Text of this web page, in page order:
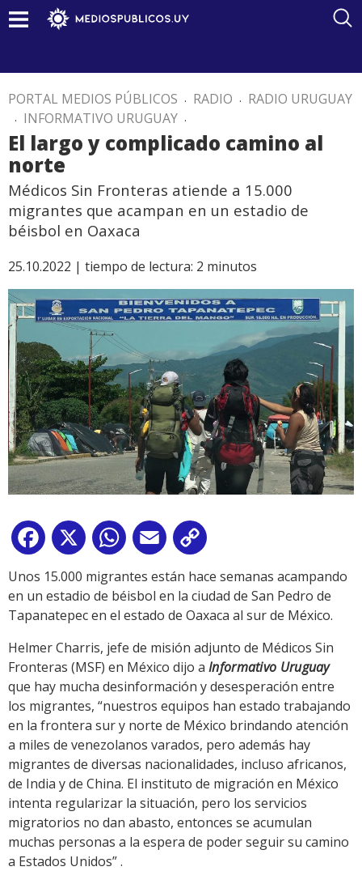
PORTAL MEDIOS PÚBLICOS . RADIO . RADIO URUGUAY
. INFORMATIVO URUGUAY .
El largo y complicado camino al
norte
Médicos Sin Fronteras atiende a 15.000
migrantes que acampan en un estadio de
béisbol en Oaxaca
25.10.2022 | tiempo de lectura: 2 minutos
Facebook
X WhatsApp
Email
Link
Unos 15.000 migrantes están hace semanas acampando
en un estadio de béisbol en la ciudad de San Pedro de
Tapanatepec en el estado de Oaxaca al sur de México.
Helmer Charris, jefe de misión adjunto de Médicos Sin
Fronteras (MSF) en México dijo a Informativo Uruguay
que hay mucha desinformación y desesperación entre
los migrantes, “nuestros equipos han estado trabajando
en la frontera sur y norte de México brindando atención
a miles de venezolanos varados, pero además hay
migrantes de diversas nacionalidades, incluso africanos,
de India y de China. El instituto de migración en México
intenta regularizar la situación, pero los servicios
migratorios no dan abasto, entonces se acumulan
muchas personas a la espera de poder seguir su camino
a Estados Unidos” .